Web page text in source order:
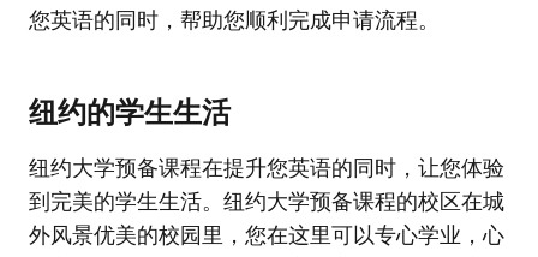
您英语的同时，帮助您顺利完成申请流程。
纽约的学生生活
纽约大学预备课程在提升您英语的同时，让您体验
到完美的学生生活。纽约大学预备课程的校区在城
外风景优美的校园里，您在这里可以专心学业，心